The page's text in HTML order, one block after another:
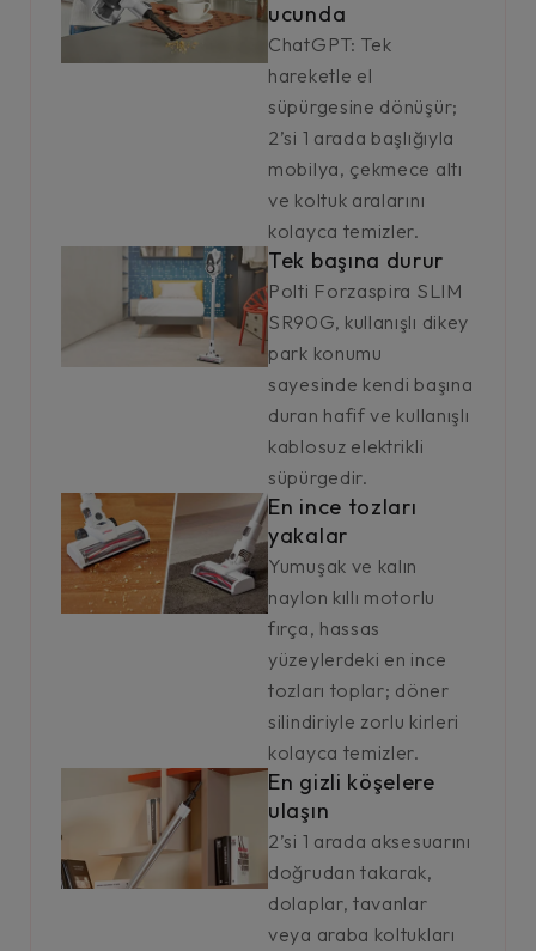
ucunda
ChatGPT: Tek
hareketle el
süpürgesine dönüşür;
2’si 1 arada başlığıyla
mobilya, çekmece altı
ve koltuk aralarını
kolayca temizler.
Tek başına durur
Polti Forzaspira SLIM
SR90G, kullanışlı dikey
park konumu
sayesinde kendi başına
duran hafif ve kullanışlı
kablosuz elektrikli
süpürgedir.
En ince tozları
yakalar
Yumuşak ve kalın
naylon kıllı motorlu
fırça, hassas
yüzeylerdeki en ince
tozları toplar; döner
silindiriyle zorlu kirleri
kolayca temizler.
En gizli köşelere
ulaşın
2’si 1 arada aksesuarını
doğrudan takarak,
dolaplar, tavanlar
veya araba koltukları